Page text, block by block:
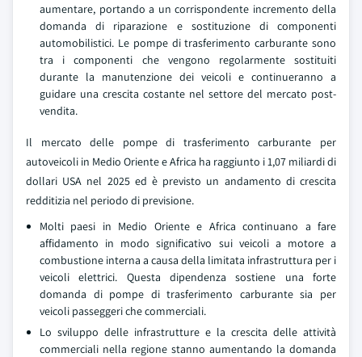
aumentare, portando a un corrispondente incremento della
domanda di riparazione e sostituzione di componenti
automobilistici. Le pompe di trasferimento carburante sono
tra i componenti che vengono regolarmente sostituiti
durante la manutenzione dei veicoli e continueranno a
guidare una crescita costante nel settore del mercato post-
vendita.
Il mercato delle pompe di trasferimento carburante per
autoveicoli in Medio Oriente e Africa ha raggiunto i 1,07 miliardi di
dollari USA nel 2025 ed è previsto un andamento di crescita
redditizia nel periodo di previsione.
Molti paesi in Medio Oriente e Africa continuano a fare
affidamento in modo significativo sui veicoli a motore a
combustione interna a causa della limitata infrastruttura per i
veicoli elettrici. Questa dipendenza sostiene una forte
domanda di pompe di trasferimento carburante sia per
veicoli passeggeri che commerciali.
Lo sviluppo delle infrastrutture e la crescita delle attività
commerciali nella regione stanno aumentando la domanda